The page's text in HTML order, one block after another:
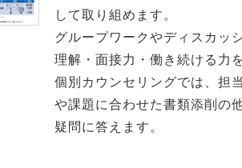
して取り組めます。
グループワークやディスカッ
理解・面接力・働き続ける力
個別カウンセリングでは、担
や課題に合わせた書類添削の
疑問に答えます。